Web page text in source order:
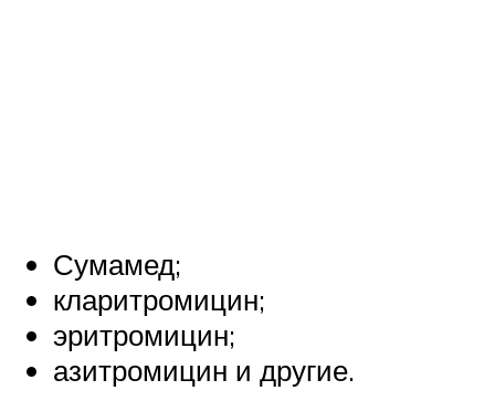
Сумамед;
кларитромицин;
эритромицин;
азитромицин и другие.